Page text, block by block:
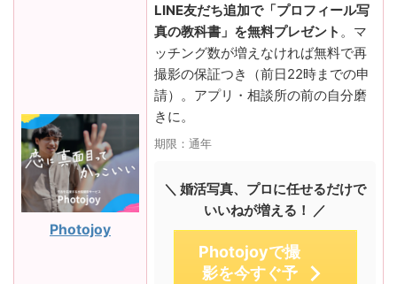
Photojoy
LINE友だち追加で「プロフィール写
真の教科書」を無料プレゼント 。マ
ッチング数が増えなければ無料で再
撮影の保証つき（前日22時までの申
請）。アプリ・相談所の前の自分磨
きに。
期限：通年
＼ 婚活写真、プロに任せるだけで
いいねが増える！ ／
Photojoyで撮
影を今すぐ予